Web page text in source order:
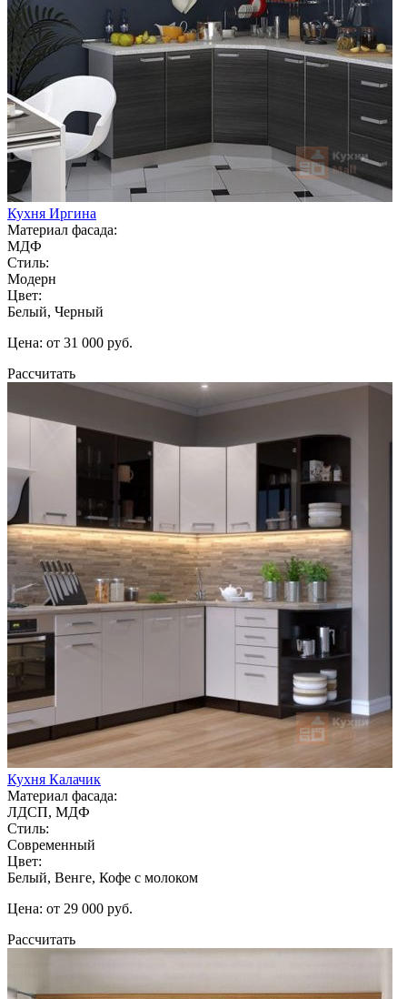
Кухня Иргина
Материал фасада:
МДФ
Стиль:
Модерн
Цвет:
Белый, Черный
Цена: от 31 000 руб.
Рассчитать
Кухня Калачик
Материал фасада:
ЛДСП, МДФ
Стиль:
Современный
Цвет:
Белый, Венге, Кофе с молоком
Цена: от 29 000 руб.
Рассчитать